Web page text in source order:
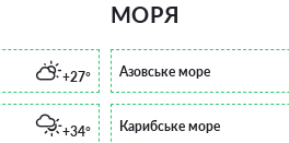
+27°
+34°
МОРЯ
Азовське море
Карибське море